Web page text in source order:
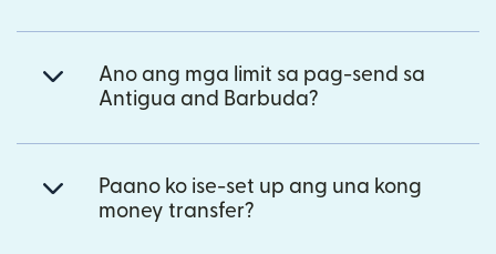
Ano ang mga limit sa pag-send sa
Antigua and Barbuda?
Paano ko ise-set up ang una kong
money transfer?